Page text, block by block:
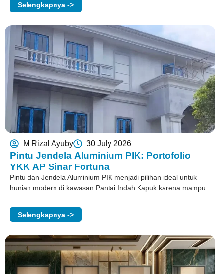
Selengkapnya ->
M Rizal Ayuby 30 July 2026
Pintu Jendela Aluminium PIK: Portofolio
YKK AP Sinar Fortuna
Pintu dan Jendela Aluminium PIK menjadi pilihan ideal untuk
hunian modern di kawasan Pantai Indah Kapuk karena mampu
Selengkapnya ->